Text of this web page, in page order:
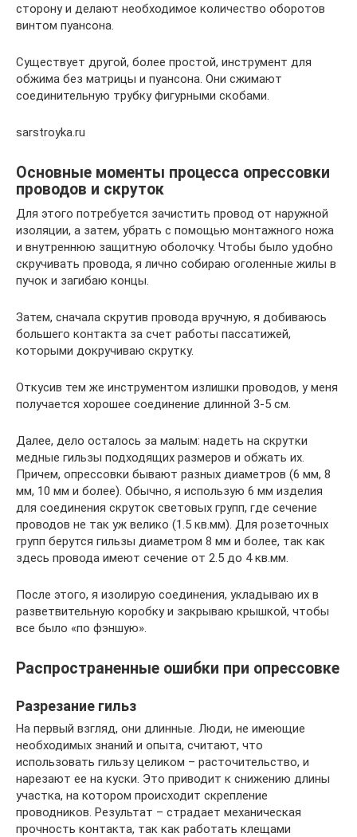
сторону и делают необходимое количество оборотов
винтом пуансона.
Существует другой, более простой, инструмент для
обжима без матрицы и пуансона. Они сжимают
соединительную трубку фигурными скобами.
sarstroyka.ru
Основные моменты процесса опрессовки
проводов и скруток
Для этого потребуется зачистить провод от наружной
изоляции, а затем, убрать с помощью монтажного ножа
и внутреннюю защитную оболочку. Чтобы было удобно
скручивать провода, я лично собираю оголенные жилы в
пучок и загибаю концы.
Затем, сначала скрутив провода вручную, я добиваюсь
большего контакта за счет работы пассатижей,
которыми докручиваю скрутку.
Откусив тем же инструментом излишки проводов, у меня
получается хорошее соединение длинной 3-5 см.
Далее, дело осталось за малым: надеть на скрутки
медные гильзы подходящих размеров и обжать их.
Причем, опрессовки бывают разных диаметров (6 мм, 8
мм, 10 мм и более). Обычно, я использую 6 мм изделия
для соединения скруток световых групп, где сечение
проводов не так уж велико (1.5 кв.мм). Для розеточных
групп берутся гильзы диаметром 8 мм и более, так как
здесь провода имеют сечение от 2.5 до 4 кв.мм.
После этого, я изолирую соединения, укладываю их в
разветвительную коробку и закрываю крышкой, чтобы
все было «по фэншую».
Распространенные ошибки при опрессовке
Разрезание гильз
На первый взгляд, они длинные. Люди, не имеющие
необходимых знаний и опыта, считают, что
использовать гильзу целиком – расточительство, и
нарезают ее на куски. Это приводит к снижению длины
участка, на котором происходит скрепление
проводников. Результат – страдает механическая
прочность контакта, так как работать клещами